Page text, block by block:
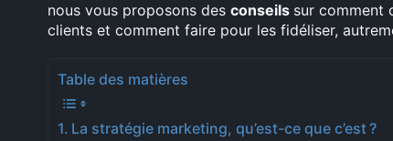
nous vous proposons des conseils sur comment
clients et comment faire pour les fidéliser,
Table des matières
La stratégie marketing, qu’est-ce que c’est ?